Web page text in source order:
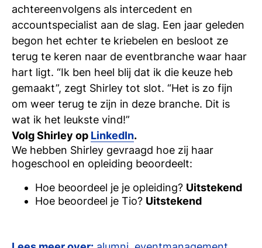
achtereenvolgens als intercedent en
accountspecialist aan de slag. Een jaar geleden
begon het echter te kriebelen en besloot ze
terug te keren naar de eventbranche waar haar
hart ligt. “Ik ben heel blij dat ik die keuze heb
gemaakt”, zegt Shirley tot slot. “Het is zo fijn
om weer terug te zijn in deze branche. Dit is
wat ik het leukste vind!”
Volg Shirley op LinkedIn.
We hebben Shirley gevraagd hoe zij haar
hogeschool en opleiding beoordeelt:
Hoe beoordeel je je opleiding? Uitstekend
Hoe beoordeel je Tio? Uitstekend